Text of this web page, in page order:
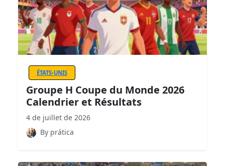
ÉTATS-UNIS
Groupe H Coupe du Monde 2026
Calendrier et Résultats
4 de juillet de 2026
By prática